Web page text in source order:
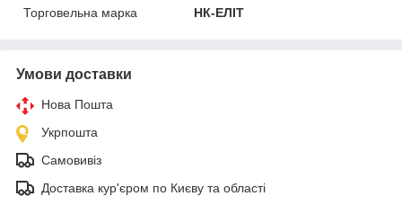
Торговельна марка
НК-ЕЛІТ
Умови доставки
Нова Пошта
Укрпошта
Самовивіз
Доставка кур'єром по Києву та області